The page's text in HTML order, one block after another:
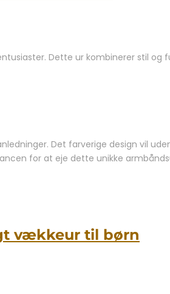
Dette ur kombinerer stil
Det farverige design vil
for at eje dette unikke
vækkeur til børn